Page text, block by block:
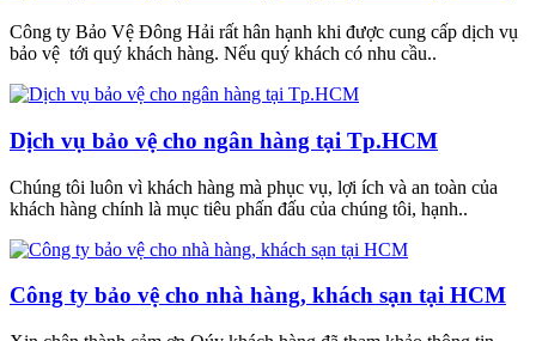
Công ty Bảo Vệ Đông Hải rất hân hạnh khi được cung cấp dịch vụ
bảo vệ tới quý khách hàng. Nếu quý khách có nhu cầu..
Dịch vụ bảo vệ cho ngân hàng tại Tp.HCM
Chúng tôi luôn vì khách hàng mà phục vụ, lợi ích và an toàn của
khách hàng chính là mục tiêu phấn đấu của chúng tôi, hạnh..
Công ty bảo vệ cho nhà hàng, khách sạn tại HCM